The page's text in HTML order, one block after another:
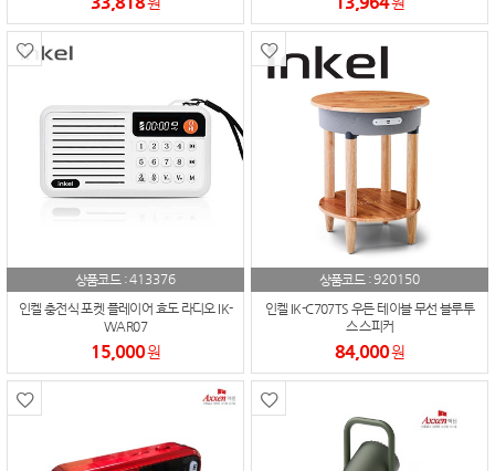
상품코드 :413376
인켈 충전식 포켓 플레이어 효도 라디오 IK-
WAR07
15,000원
상품코드 :920150
인켈 IK-C707TS 우든 테이블 무선 블루투
스 스피커
84,000원